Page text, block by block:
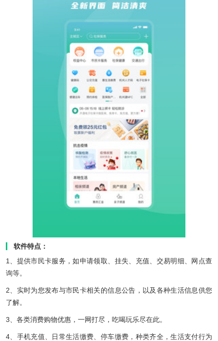
软件特点：
1、提供市民卡服务，如申请领取、挂失、充值、交易明细、网点查
询等。
2、实时为您发布与市民卡相关的信息公告，以及各种生活信息供您
了解。
3、各类消费购物优惠，一网打尽，吃喝玩乐尽在此。
4、手机充值、日常生活缴费、停车缴费，种类齐全，生活支付行为